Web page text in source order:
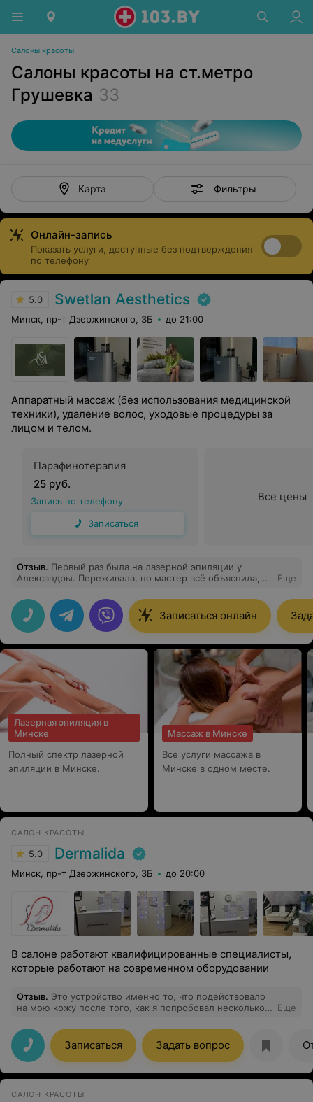
Салоны красоты
Салоны красоты на ст.метро
Грушевка 33
Карта Фильтры
Онлайн-запись
Показать услуги, доступные без подтверждения
по телефону
5.0 Swetlan Aesthetics
Минск, пр-т Дзержинского, 3Б до 21:00
Аппаратный массаж (без использования медицинской
техники), удаление волос, уходовые процедуры за
лицом и телом.
Парафинотерапия
25 руб.
Запись по телефону
Записаться
Все цены
Отзыв. Первый раз была на лазерной эпиляции у
Александры. Переживала, но мастер всё объяснила,
Процедура быстрая, аппарат с охлаждением. После
сеанса дала рекомендации по уходу. Кожа спокойная,
без раздражения. Первый опыт — отличный!
Рекомендую
Еще
Записаться онлайн
Лазерная эпиляция в
Минске
Полный спектр лазерной
эпиляции в Минске.
Массаж в Минске
Все услуги массажа в
Минске в одном месте.
САЛОН КРАСОТЫ
5.0 Dermalida
Минск, пр-т Дзержинского, 3Б до 20:00
В салоне работают квалифицированные специалисты,
которые работают на современном оборудовании
Отзыв. Это устройство именно то, что подействовало
на мою кожу после того, как я попробовал несколько
Еще
Записаться Задать вопрос
САЛОН КРАСОТЫ